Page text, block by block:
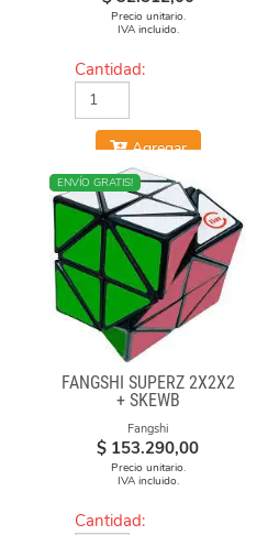
Precio unitario.
IVA incluido.
Cantidad:
Agregar
NUEVO
ENVÍO GRATIS!
FANGSHI SUPERZ 2X2X2
+ SKEWB
Fangshi
$ 153.290,00
Precio unitario.
IVA incluido.
Cantidad: